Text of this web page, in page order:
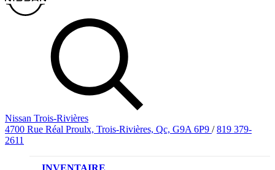
Nissan Trois-Rivières
4700 Rue Réal Proulx, Trois-Rivières, Qc, G9A 6P9 / 819 379-
2611
INVENTAIRE